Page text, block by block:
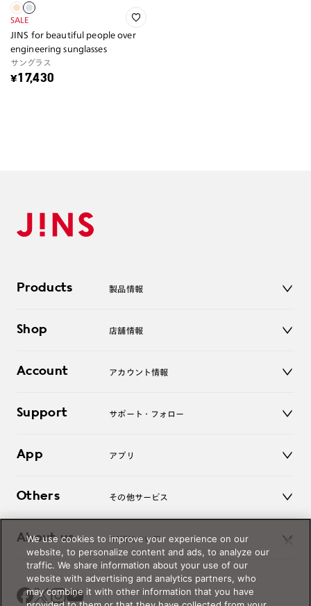
SALE
JINS for beautiful people over
engineering sunglasses
サングラス
¥17,430
Products 製品情報
サングラス
コンタクトレンズ
アクセサリー
Shop 店舗情報
オンラインショップ
Account アカウント情報
ログアウト
Support サポート・フォロー
よくあるご質問
お問い合わせ
App アプリ
Others その他サービス
レンズ交換
オンラインギフト
価格案内
About us JINSについて
Magnify Life
会社概要
採用情報
We use cookies to improve your experience on our
website, to personalize content and ads, to analyze our
traffic. We share information about your use of our
website with advertising and analytics partners, who
may combine it with other information that you have